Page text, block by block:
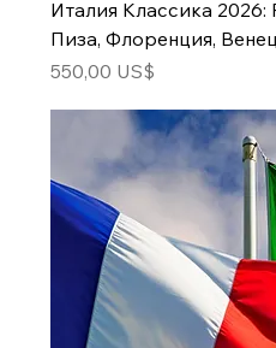
Италия Классика
Пиза, Флоренция,
Цена
550,00 US$